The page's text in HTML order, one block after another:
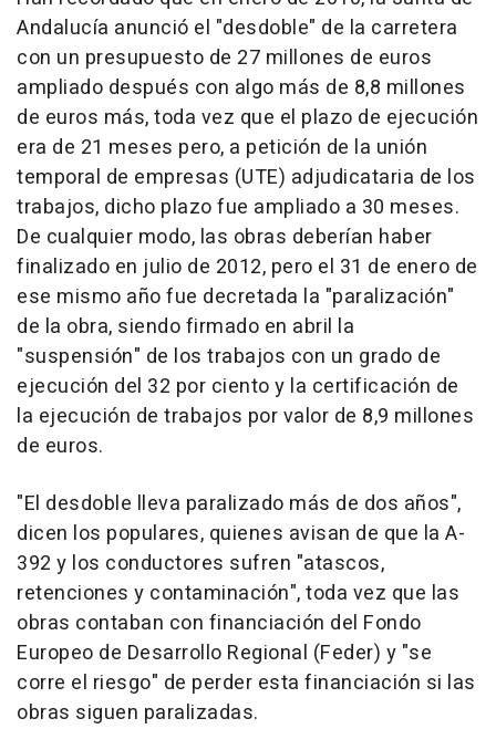
Andalucía anunció el "desdoble" de la carretera
con un presupuesto de 27 millones de euros
ampliado después con algo más de 8,8 millones
de euros más, toda vez que el plazo de ejecución
era de 21 meses pero, a petición de la unión
temporal de empresas (UTE) adjudicataria de los
trabajos, dicho plazo fue ampliado a 30 meses.
De cualquier modo, las obras deberían haber
finalizado en julio de 2012, pero el 31 de enero de
ese mismo año fue decretada la "paralización"
de la obra, siendo firmado en abril la
"suspensión" de los trabajos con un grado de
ejecución del 32 por ciento y la certificación de
la ejecución de trabajos por valor de 8,9 millones
de euros.
"El desdoble lleva paralizado más de dos años",
dicen los populares, quienes avisan de que la A-
392 y los conductores sufren "atascos,
retenciones y contaminación", toda vez que las
obras contaban con financiación del Fondo
Europeo de Desarrollo Regional (Feder) y "se
corre el riesgo" de perder esta financiación si las
obras siguen paralizadas.